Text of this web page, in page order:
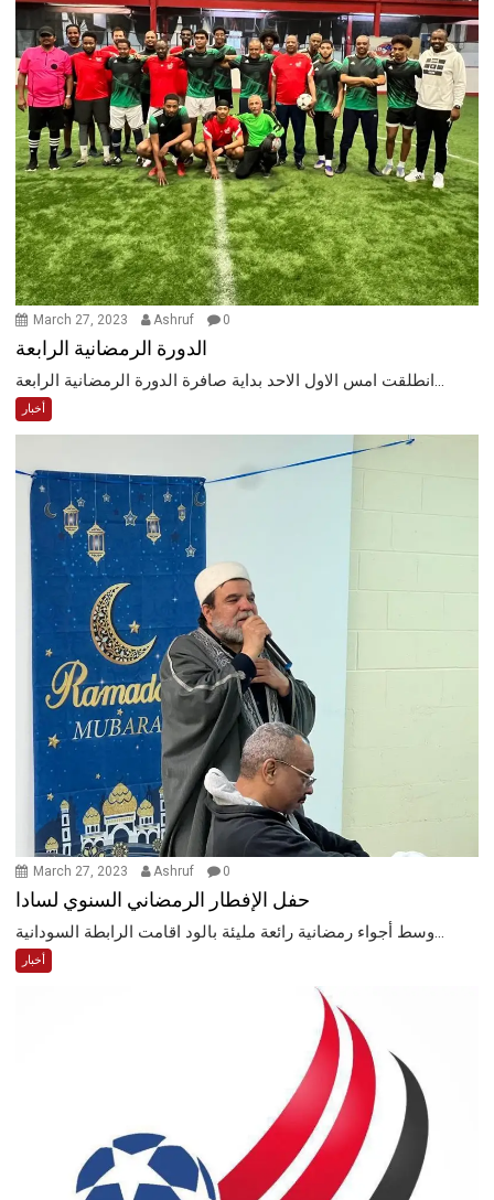
March 27, 2023 Ashruf 0
الدورة الرمضانية الرابعة
انطلقت امس الاول الاحد بداية صافرة الدورة الرمضانية الرابعة...
أخبار
March 27, 2023 Ashruf 0
حفل الإفطار الرمضاني السنوي لسادا
وسط أجواء رمضانية رائعة مليئة بالود اقامت الرابطة السودانية...
أخبار